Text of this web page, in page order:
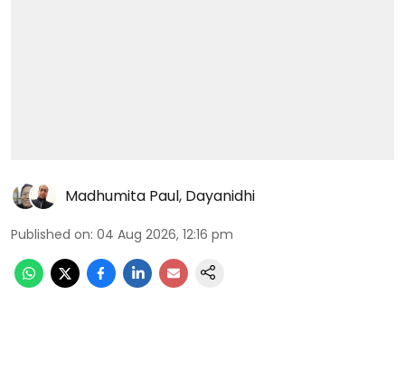
Madhumita Paul, Dayanidhi
Published on: 04 Aug 2026, 12:16 pm